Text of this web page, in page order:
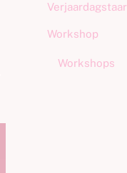
Workshop
Workshops